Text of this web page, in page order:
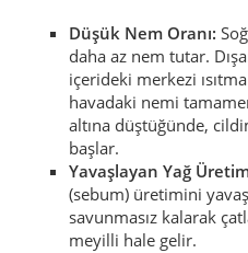
Düşük Nem Oranı:
daha az nem tutar.
içerideki merkezi
havadaki nemi
altına düştüğünde,
başlar.
Yavaşlayan Yağ
(sebum) üretimini
savunmasız kalarak
meyilli hale gelir.